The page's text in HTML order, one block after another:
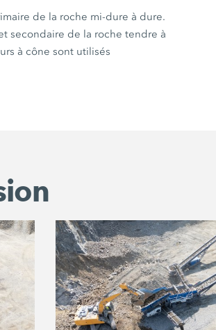
de la roche mi-dure à dure.
secondaire de la roche tendre à
à cône sont utilisés